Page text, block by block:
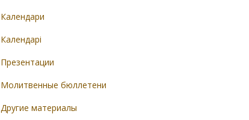
Календари
Календарі
Презентации
Молитвенные бюллетени
Другие материалы